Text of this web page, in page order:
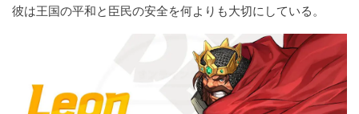
彼は王国の平和と臣民の安全を何よりも大切にしている。